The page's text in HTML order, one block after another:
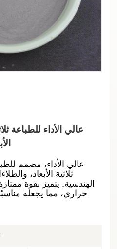
ثلاثية الأبعاد،
الهندسية. يتميز بقوة
حراري، مما يجعله